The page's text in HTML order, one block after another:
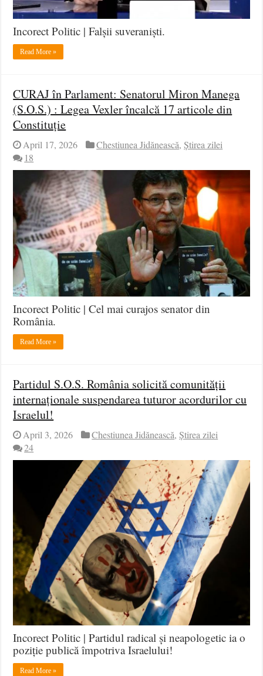
Incorect Politic | Falșii suveraniști.
Read More »
CURAJ în Parlament: Senatorul Miron Manega
(S.O.S.) : Legea Vexler încalcă 17 articole din
Constituție
April 17, 2026 Chestiunea Jidănească,Știrea zilei
18
Incorect Politic | Cel mai curajos senator din
România.
Read More »
Partidul S.O.S. România solicită comunității
internaționale suspendarea tuturor acordurilor cu
Israelul!
April 3, 2026 Chestiunea Jidănească,Știrea zilei
24
Incorect Politic | Partidul radical și neapologetic ia o
poziție publică împotriva Israelului!
Read More »